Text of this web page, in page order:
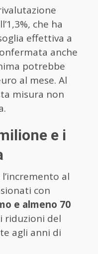
che ha
effettiva a
anche
potrebbe
al mese. Al
misura non
e i
al
con
e almeno 70
riduzioni del
agli anni di